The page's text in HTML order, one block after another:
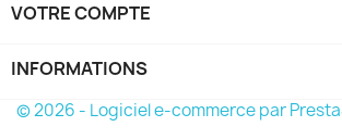
VOTRE COMPTE
INFORMATIONS
© 2026 - Logiciel e-commerce par